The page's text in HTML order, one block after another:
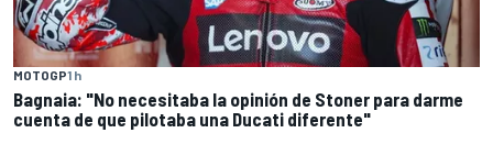
MOTOGP1 h
Bagnaia: "No necesitaba la opinión de Stoner para darme
cuenta de que pilotaba una Ducati diferente"